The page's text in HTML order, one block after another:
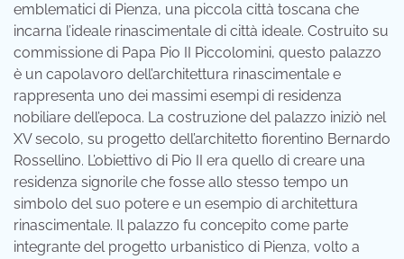
emblematici di Pienza, una piccola città toscana che
incarna l’ideale rinascimentale di città ideale. Costruito su
commissione di Papa Pio II Piccolomini, questo palazzo
è un capolavoro dell’architettura rinascimentale e
rappresenta uno dei massimi esempi di residenza
nobiliare dell’epoca. La costruzione del palazzo iniziò nel
XV secolo, su progetto dell’architetto fiorentino Bernardo
Rossellino. L’obiettivo di Pio II era quello di creare una
residenza signorile che fosse allo stesso tempo un
simbolo del suo potere e un esempio di architettura
rinascimentale. Il palazzo fu concepito come parte
integrante del progetto urbanistico di Pienza, volto a